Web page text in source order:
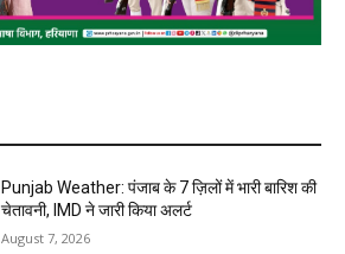
Punjab Weather: पंजाब के 7 ज़िलों में भारी बारिश की
चेतावनी, IMD ने जारी किया अलर्ट
August 7, 2026